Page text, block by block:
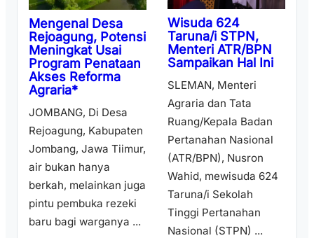
Mengenal Desa
Rejoagung, Potensi
Meningkat Usai
Program Penataan
Akses Reforma
Agraria*
JOMBANG, Di Desa
Rejoagung, Kabupaten
Jombang, Jawa Tiimur,
air bukan hanya
berkah, melainkan juga
pintu pembuka rezeki
baru bagi warganya ...
Wisuda 624
Taruna/i STPN,
Menteri ATR/BPN
Sampaikan Hal Ini
SLEMAN, Menteri
Agraria dan Tata
Ruang/Kepala Badan
Pertanahan Nasional
(ATR/BPN), Nusron
Wahid, mewisuda 624
Taruna/i Sekolah
Tinggi Pertanahan
Nasional (STPN) ...